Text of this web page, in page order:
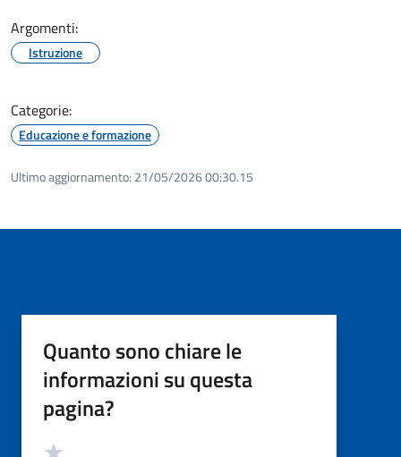
Argomenti:
Istruzione
Categorie:
Educazione e formazione
Ultimo aggiornamento: 21/05/2026 00:30.15
Quanto sono chiare le
informazioni su questa
pagina?
Valutazione